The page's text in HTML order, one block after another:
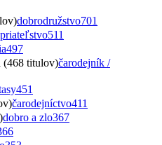
dobrodružstvo701
priateľstvo511
497
(468 titulov)čarodejník /
451
čarodejníctvo411
dobro a zlo367